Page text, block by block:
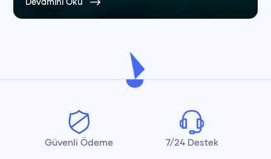
Güvenli Ödeme 7/24 Destek